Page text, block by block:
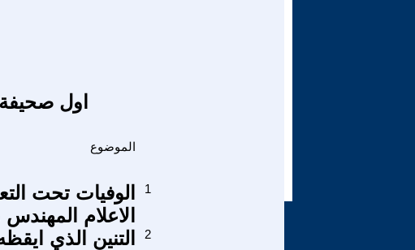
اول
الموضوع
الوفيات تحت
الاعلام
1
التنين الذي 2